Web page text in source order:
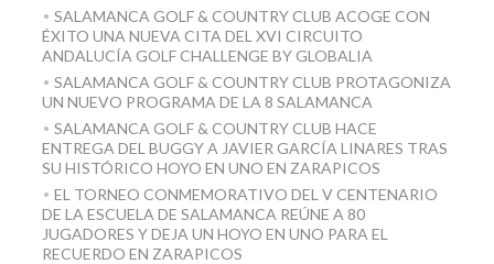
SALAMANCA GOLF & COUNTRY CLUB ACOGE CON
ÉXITO UNA NUEVA CITA DEL XVI CIRCUITO
ANDALUCÍA GOLF CHALLENGE BY GLOBALIA
SALAMANCA GOLF & COUNTRY CLUB PROTAGONIZA
UN NUEVO PROGRAMA DE LA 8 SALAMANCA
SALAMANCA GOLF & COUNTRY CLUB HACE
ENTREGA DEL BUGGY A JAVIER GARCÍA LINARES TRAS
SU HISTÓRICO HOYO EN UNO EN ZARAPICOS
EL TORNEO CONMEMORATIVO DEL V CENTENARIO
DE LA ESCUELA DE SALAMANCA REÚNE A 80
JUGADORES Y DEJA UN HOYO EN UNO PARA EL
RECUERDO EN ZARAPICOS